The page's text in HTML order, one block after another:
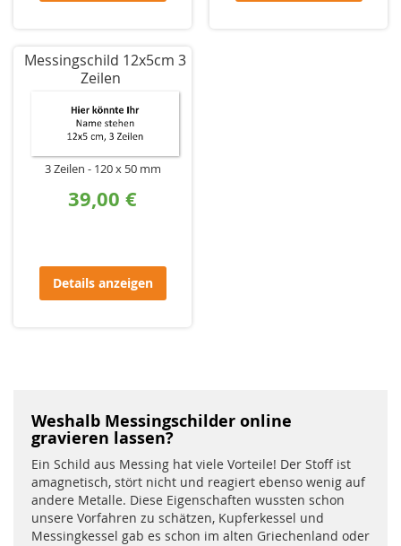
Messingschild 12x5cm 3
Zeilen
3 Zeilen 120 x 50 mm
39,00 €
Details anzeigen
Weshalb Messingschilder online
gravieren lassen?
Ein Schild aus Messing hat viele Vorteile! Der Stoff ist
amagnetisch, stört nicht und reagiert ebenso wenig auf
andere Metalle. Diese Eigenschaften wussten schon
unsere Vorfahren zu schätzen, Kupferkessel und
Messingkessel gab es schon im alten Griechenland oder